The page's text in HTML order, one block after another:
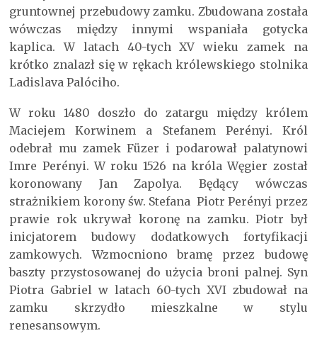
gruntownej przebudowy zamku. Zbudowana została
wówczas między innymi wspaniała gotycka
kaplica. W latach 40-tych XV wieku zamek na
krótko znalazł się w rękach królewskiego stolnika
Ladislava Palóciho.
W roku 1480 doszło do zatargu między królem
Maciejem Korwinem a Stefanem Perényi. Król
odebrał mu zamek Füzer i podarował palatynowi
Imre Perényi. W roku 1526 na króla Węgier został
koronowany Jan Zapolya. Będący wówczas
strażnikiem korony św. Stefana Piotr Perényi przez
prawie rok ukrywał koronę na zamku. Piotr był
inicjatorem budowy dodatkowych fortyfikacji
zamkowych. Wzmocniono bramę przez budowę
baszty przystosowanej do użycia broni palnej. Syn
Piotra Gabriel w latach 60-tych XVI zbudował na
zamku skrzydło mieszkalne w stylu
renesansowym.